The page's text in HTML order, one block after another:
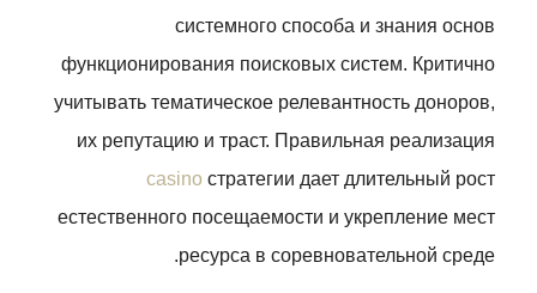
системного способа и знания основ
функционирования поисковых систем. Критично
учитывать тематическое релевантность доноров,
их репутацию и траст. Правильная реализация
casino стратегии дает длительный рост
естественного посещаемости и укрепление мест
ресурса в соревновательной среде.